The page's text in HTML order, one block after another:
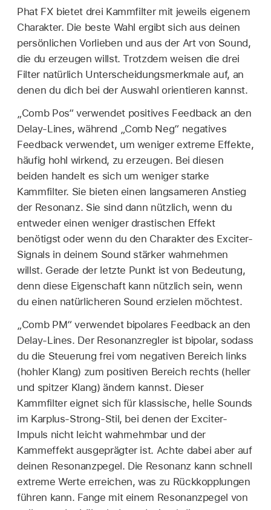
Phat FX bietet drei Kammfilter mit jeweils eigenem
Charakter. Die beste Wahl ergibt sich aus deinen
persönlichen Vorlieben und aus der Art von Sound,
die du erzeugen willst. Trotzdem weisen die drei
Filter natürlich Unterscheidungsmerkmale auf, an
denen du dich bei der Auswahl orientieren kannst.
„Comb Pos“ verwendet positives Feedback an den
Delay-Lines, während „Comb Neg“ negatives
Feedback verwendet, um weniger extreme Effekte,
häufig hohl wirkend, zu erzeugen. Bei diesen
beiden handelt es sich um weniger starke
Kammfilter. Sie bieten einen langsameren Anstieg
der Resonanz. Sie sind dann nützlich, wenn du
entweder einen weniger drastischen Effekt
benötigst oder wenn du den Charakter des Exciter-
Signals in deinem Sound stärker wahrnehmen
willst. Gerade der letzte Punkt ist von Bedeutung,
denn diese Eigenschaft kann nützlich sein, wenn
du einen natürlicheren Sound erzielen möchtest.
„Comb PM“ verwendet bipolares Feedback an den
Delay-Lines. Der Resonanzregler ist bipolar, sodass
du die Steuerung frei vom negativen Bereich links
(hohler Klang) zum positiven Bereich rechts (heller
und spitzer Klang) ändern kannst. Dieser
Kammfilter eignet sich für klassische, helle Sounds
im Karplus-Strong-Stil, bei denen der Exciter-
Impuls nicht leicht wahrnehmbar und der
Kammeffekt ausgeprägter ist. Achte dabei aber auf
deinen Resonanzpegel. Die Resonanz kann schnell
extreme Werte erreichen, was zu Rückkopplungen
führen kann. Fange mit einem Resonanzpegel von